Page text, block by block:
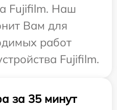
Fujifilm. Наш
Вам для
работ
Fujifilm.
за 35 минут